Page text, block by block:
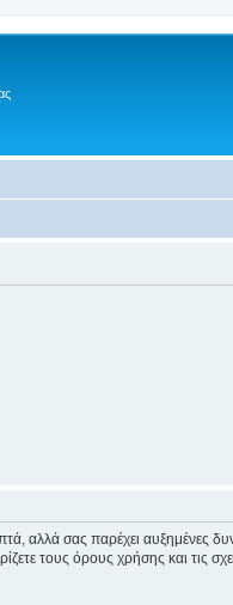
αλλά σας παρέχει αυξημένες
τους όρους χρήσης και τις